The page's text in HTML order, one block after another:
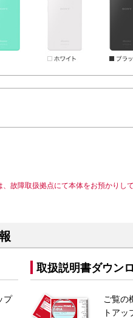
故障取扱拠点にて本体をお預かりし
プ
取扱説明書ダウン
ご覧の
トア